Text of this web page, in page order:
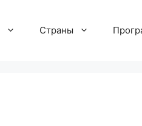
Страны